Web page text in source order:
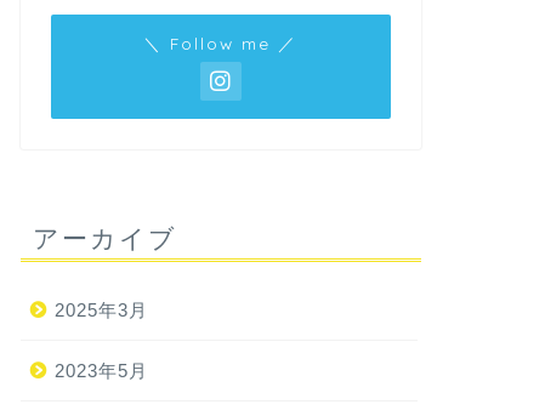
＼ Follow me ／
アーカイブ
2025年3月
2023年5月